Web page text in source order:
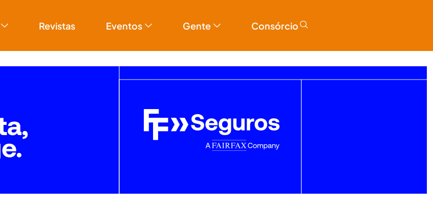
Revistas Eventos Gente Consórcio